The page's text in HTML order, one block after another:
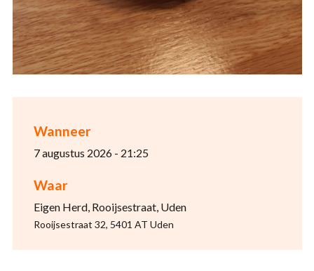
Wanneer
7 augustus 2026 - 21:25
Waar
Eigen Herd, Rooijsestraat, Uden
Rooijsestraat 32, 5401 AT Uden